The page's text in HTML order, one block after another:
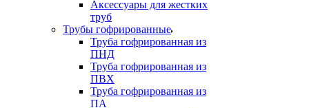
Аксессуары для жестких
труб
Трубы гофрированные
Труба гофрированная из
ПНД
Труба гофрированная из
ПВХ
Труба гофрированная из
ПА